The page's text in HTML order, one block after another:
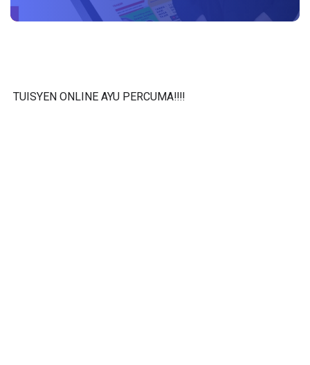
TUISYEN ONLINE AYU PERCUMA‼️‼️